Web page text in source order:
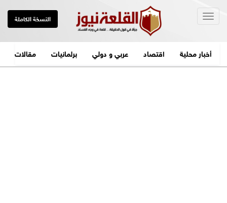
النسخة الكاملة
أخبار محلية اقتصاد عربي و دولي برلمانيات مقالات